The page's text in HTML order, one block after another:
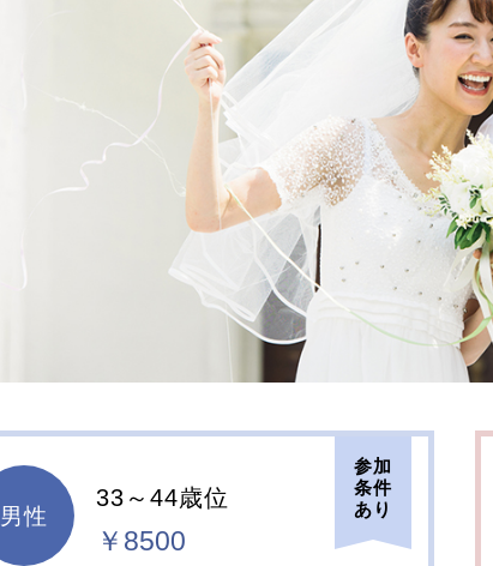
男性
33～44歳位
￥8500
参加
条件
あり